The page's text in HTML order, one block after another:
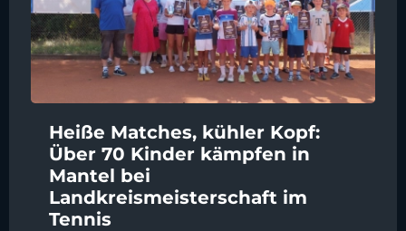
Heiße Matches, kühler Kopf:
Über 70 Kinder kämpfen in
Mantel bei
Landkreismeisterschaft im
Tennis